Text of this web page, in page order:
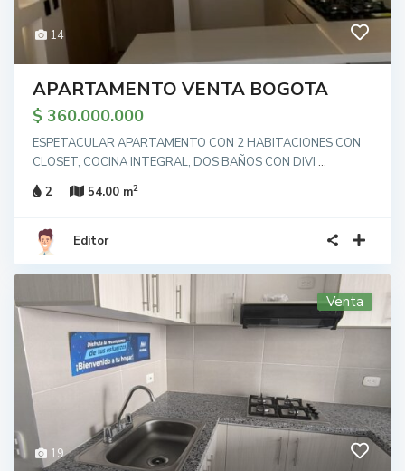
14
APARTAMENTO VENTA BOGOTA
$ 360.000.000
ESPETACULAR APARTAMENTO CON 2 HABITACIONES CON
CLOSET, COCINA INTEGRAL, DOS BAÑOS CON DIVI ...
2
54.00 m2
Editor
19
Venta